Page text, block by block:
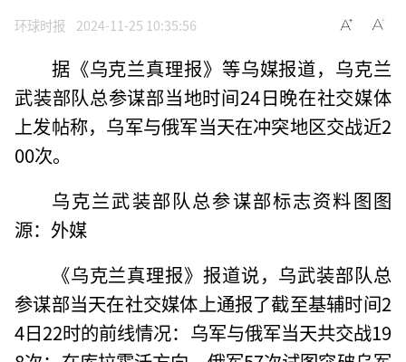
环球时报 2024-11-25 10:35:56
据《乌克兰真理报》等乌媒报道，乌克兰
武装部队总参谋部当地时间24日晚在社交媒体
上发帖称，乌军与俄军当天在冲突地区交战近2
00次。
乌克兰武装部队总参谋部标志资料图图
源：外媒
《乌克兰真理报》报道说，乌武装部队总
参谋部当天在社交媒体上通报了截至基辅时间2
4日22时的前线情况：乌军与俄军当天共交战19